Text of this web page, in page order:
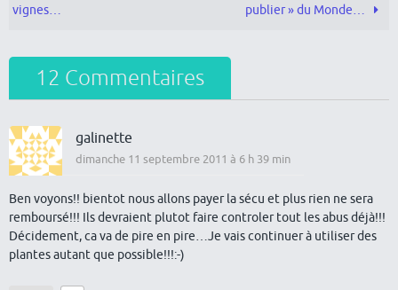
vignes…
publier » du Monde…
12 Commentaires
galinette
dimanche 11 septembre 2011 à 6 h 39 min
Ben voyons!! bientot nous allons payer la sécu et plus rien ne sera
remboursé!!! Ils devraient plutot faire controler tout les abus déjà!!!
Décidement, ca va de pire en pire…Je vais continuer à utiliser des
plantes autant que possible!!!:-)